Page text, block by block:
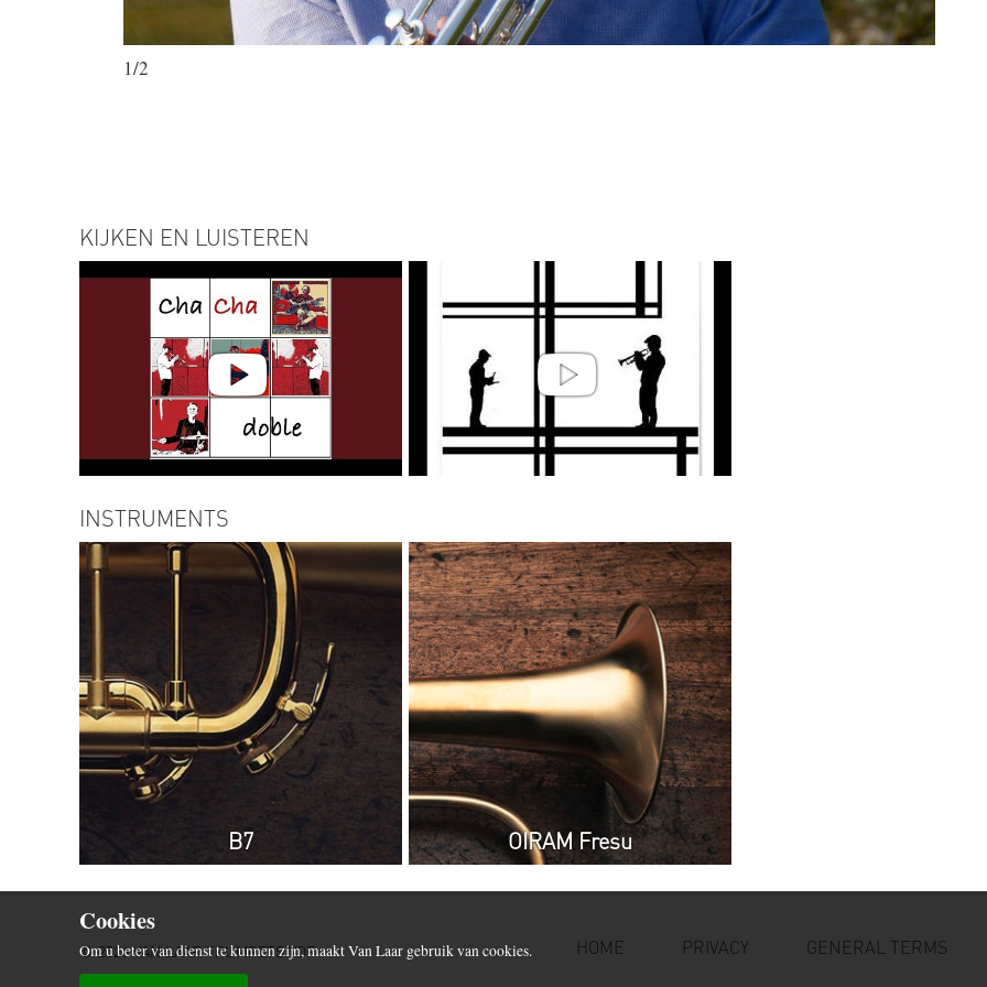
1/2
KIJKEN EN LUISTEREN
INSTRUMENTS
B7 OIRAM Fresu
HOME PRIVACY GENERAL TERMS
© 2026 VAN LAAR TRUMPETS VOF
Cookies
Om u beter van dienst te kunnen zijn, maakt Van Laar gebruik van cookies.